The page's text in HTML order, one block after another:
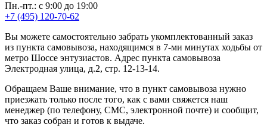
Пн.-пт.: с 9:00 до 19:00
+7 (495) 120-70-62
Вы можете самостоятельно забрать укомплектованный заказ
из пункта самовывоза, находящимся в 7-ми минутах ходьбы от
метро Шоссе энтузиастов. Адрес пункта самовывоза
Электродная улица, д.2, стр. 12-13-14.
Обращаем Ваше внимание, что в пункт самовывоза нужно
приезжать только после того, как с вами свяжется наш
менеджер (по телефону, СМС, электронной почте) и сообщит,
что заказ собран и готов к выдаче.